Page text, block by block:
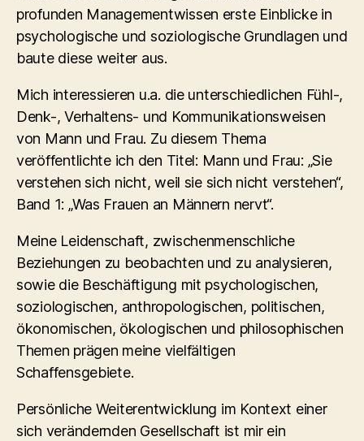
profunden Managementwissen erste Einblicke in
psychologische und soziologische Grundlagen und
baute diese weiter aus.
Mich interessieren u.a. die unterschiedlichen Fühl-,
Denk-, Verhaltens- und Kommunikationsweisen
von Mann und Frau. Zu diesem Thema
veröffentlichte ich den Titel: Mann und Frau: „Sie
verstehen sich nicht, weil sie sich nicht verstehen“,
Band 1: „Was Frauen an Männern nervt“.
Meine Leidenschaft, zwischenmenschliche
Beziehungen zu beobachten und zu analysieren,
sowie die Beschäftigung mit psychologischen,
soziologischen, anthropologischen, politischen,
ökonomischen, ökologischen und philosophischen
Themen prägen meine vielfältigen
Schaffensgebiete.
Persönliche Weiterentwicklung im Kontext einer
sich verändernden Gesellschaft ist mir ein